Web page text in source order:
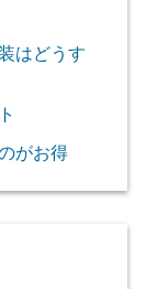
はどうす
がお得